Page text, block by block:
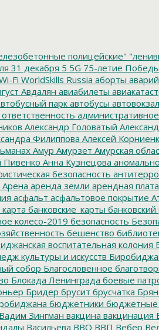
полицейские"
31 декабря 5 5G 75-летие Победы
Fi WorldSkills Russia аборты
Авдалян авиабилеты
парк автобусы автовокзал
Александр Головатый
Филиппова Алексей
Амур Амурзет Амурская
Пивенко Анна Кузнецова
безопасность
Арена аренда земли арендная плата
асфальт асфальтовое покрытие
банковские_карты
колесо-2019 безопасность
бешенство
воспитательная колония
культуры и искусств
собор Благословенное
Блокада Ленинграда боевые
Бридер брусит брусчатка
бюджетники бюджетные
Вадим Зингман вакцина вакцинация
Васильева ВВО ВВП Вебер